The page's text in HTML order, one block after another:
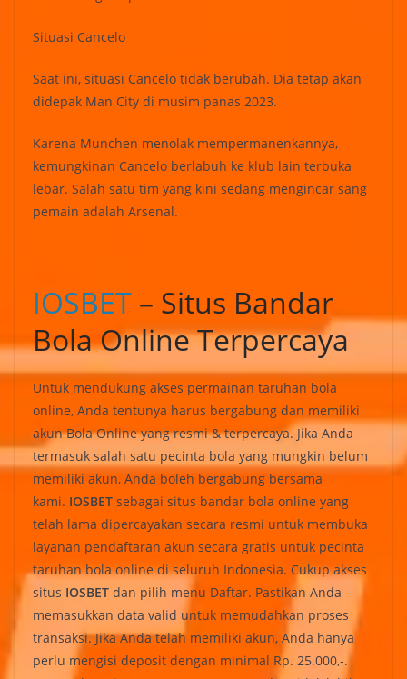
Situasi Cancelo
Saat ini, situasi Cancelo tidak berubah. Dia tetap akan
didepak Man City di musim panas 2023.
Karena Munchen menolak mempermanenkannya,
kemungkinan Cancelo berlabuh ke klub lain terbuka
lebar. Salah satu tim yang kini sedang mengincar sang
pemain adalah Arsenal.
IOSBET – Situs Bandar
Bola Online Terpercaya
Untuk mendukung akses permainan taruhan bola
online, Anda tentunya harus bergabung dan memiliki
akun Bola Online yang resmi & terpercaya. Jika Anda
termasuk salah satu pecinta bola yang mungkin belum
memiliki akun, Anda boleh bergabung bersama
kami. IOSBET sebagai situs bandar bola online yang
telah lama dipercayakan secara resmi untuk membuka
layanan pendaftaran akun secara gratis untuk pecinta
taruhan bola online di seluruh Indonesia. Cukup akses
situs IOSBET dan pilih menu Daftar. Pastikan Anda
memasukkan data valid untuk memudahkan proses
transaksi. Jika Anda telah memiliki akun, Anda hanya
perlu mengisi deposit dengan minimal Rp. 25.000,-.